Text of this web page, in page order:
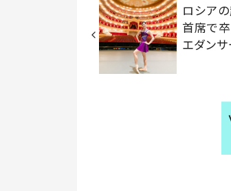
ロシア
首席で
エダン